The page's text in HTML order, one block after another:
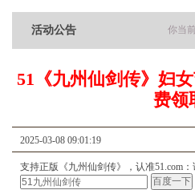
你当
活动公告
51《九州仙剑传》妇
费领
2025-03-08 09:01:19
支持正版《九州仙剑传》，认准51.com：